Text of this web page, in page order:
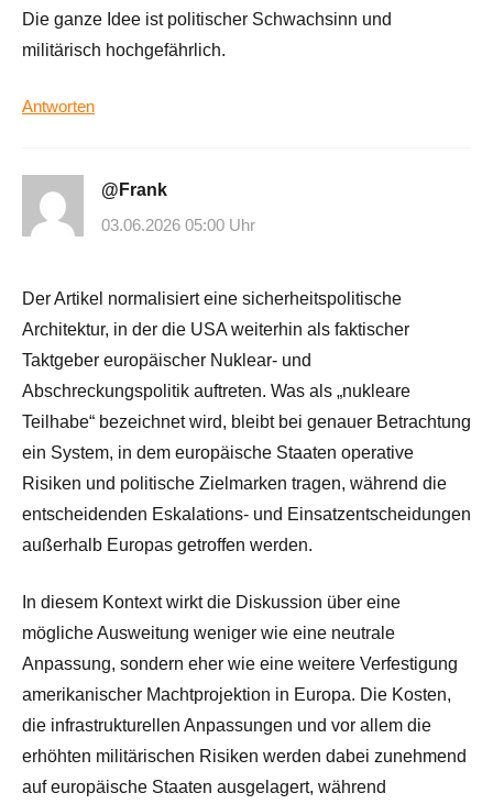
Die ganze Idee ist politischer Schwachsinn und
militärisch hochgefährlich.
Antworten
@Frank
03.06.2026 05:00 Uhr
Der Artikel normalisiert eine sicherheitspolitische
Architektur, in der die USA weiterhin als faktischer
Taktgeber europäischer Nuklear- und
Abschreckungspolitik auftreten. Was als „nukleare
Teilhabe“ bezeichnet wird, bleibt bei genauer Betrachtung
ein System, in dem europäische Staaten operative
Risiken und politische Zielmarken tragen, während die
entscheidenden Eskalations- und Einsatzentscheidungen
außerhalb Europas getroffen werden.
In diesem Kontext wirkt die Diskussion über eine
mögliche Ausweitung weniger wie eine neutrale
Anpassung, sondern eher wie eine weitere Verfestigung
amerikanischer Machtprojektion in Europa. Die Kosten,
die infrastrukturellen Anpassungen und vor allem die
erhöhten militärischen Risiken werden dabei zunehmend
auf europäische Staaten ausgelagert, während